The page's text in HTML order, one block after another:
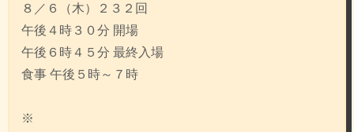
ー
シ
ョ
８／６（木）２３２回
午後４時３０分 開場
午後６時４５分 最終入場
食事 午後５時～７時
※